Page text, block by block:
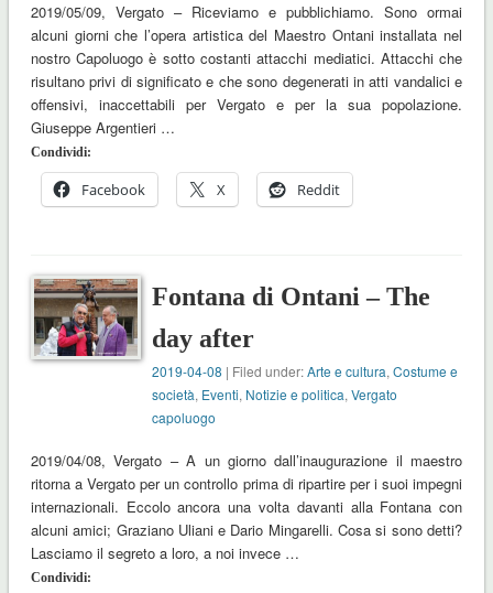
2019/05/09, Vergato – Riceviamo e pubblichiamo. Sono ormai
alcuni giorni che l’opera artistica del Maestro Ontani installata nel
nostro Capoluogo è sotto costanti attacchi mediatici. Attacchi che
risultano privi di significato e che sono degenerati in atti vandalici e
offensivi, inaccettabili per Vergato e per la sua popolazione.
Giuseppe Argentieri …
Condividi:
Facebook X Reddit
Fontana di Ontani – The
day after
2019-04-08 | Filed under:Arte e cultura,Costume e
società, Eventi, Notizie e politica,Vergato
capoluogo
2019/04/08, Vergato – A un giorno dall’inaugurazione il maestro
ritorna a Vergato per un controllo prima di ripartire per i suoi impegni
internazionali. Eccolo ancora una volta davanti alla Fontana con
alcuni amici; Graziano Uliani e Dario Mingarelli. Cosa si sono detti?
Lasciamo il segreto a loro, a noi invece …
Condividi: